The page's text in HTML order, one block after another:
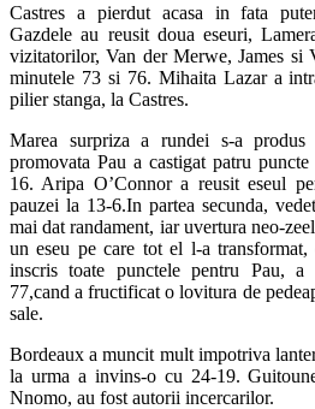
Castres a pierdut acasa in fata
Gazdele au reusit doua eseuri,
vizitatorilor, Van der Merwe, James si
minutele 73 si 76. Mihaita Lazar a
pilier stanga, la Castres.
Marea surpriza a rundei s-a
promovata Pau a castigat patru
16. Aripa O’Connor a reusit eseul
pauzei la 13-6.In partea secunda,
mai dat randament, iar uvertura neo-
un eseu pe care tot el l-a transformat,
inscris toate punctele pentru Pau,
77,cand a fructificat o lovitura de
sale.
Bordeaux a muncit mult impotriva
la urma a invins-o cu 24-19.
Nnomo, au fost autorii incercarilor.